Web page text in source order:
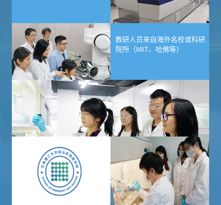
教研人员来自海外名校或科研
院所（MIT、哈佛等）